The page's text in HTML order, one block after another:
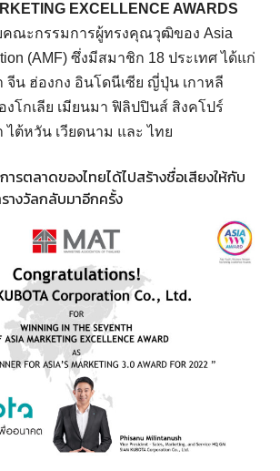
EXCELLENCE AWARDS
ณะกรรมการผู้ทรงคุณวุฒิของ Asia
(AMF) ซึ่งมีสมาชิก 18 ประเทศ ได้แก่
จีน ฮ่องกง อินโดนีเซีย ญี่ปุ่น เกาหลี
งโกเลีย เมียนมา ฟิลิปปินส์ สิงคโปร์
ไต้หวัน เวียดนาม และ ไทย
รตลาดของไทยได้ไปสร้างชื่อเสียงให้กับ
รางวัลกลับมาอีกครั้ง